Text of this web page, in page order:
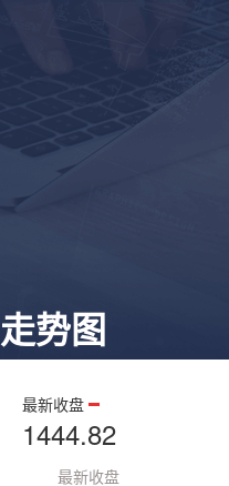
走势图
最新收盘
1444.82